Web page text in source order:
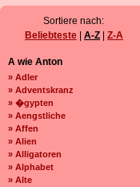
Sortiere nach:
Beliebteste
A-Z Z-A
A wie Anton
» Adler
» Adventskranz
» �gypten
» Aengstliche
» Affen
» Alien
» Alligatoren
» Alphabet
» Alte